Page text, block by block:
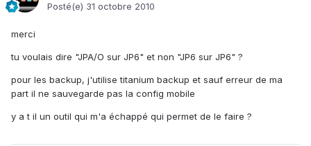
Posté(e) 31 octobre 2010
merci
tu voulais dire "JPA/O sur JP6" et non "JP6 sur JP6" ?
pour les backup, j'utilise titanium backup et sauf erreur de ma
part il ne sauvegarde pas la config mobile
y a t il un outil qui m'a échappé qui permet de le faire ?